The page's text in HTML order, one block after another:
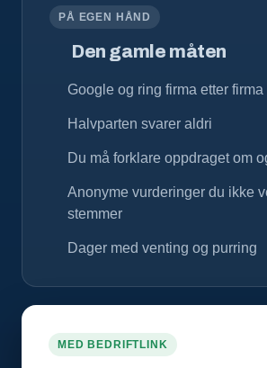
PÅ EGEN HÅND
Den gamle måten
Google og ring firma etter firma
Halvparten svarer aldri
Du må forklare oppdraget om
Anonyme vurderinger du ikke
stemmer
Dager med venting og purring
MED BEDRIFTLINK